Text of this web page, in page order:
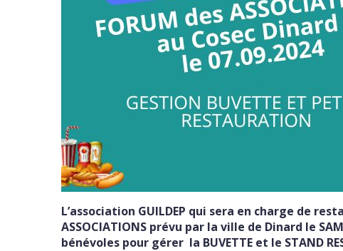
L’association GUILDEP qui sera en charge de
ASSOCIATIONS prévu par la ville de Dinard le
bénévoles pour gérer la BUVETTE et le STAND